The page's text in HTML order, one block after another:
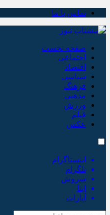
تماس با ما
صفحه نخست
اجتماعی
اقتصاد
سیاسی
فرهنگ
مذهبی
ورزش
فیلم
عکس
اینستاگرام
تلگرام
سروش
ایتا
آپارات